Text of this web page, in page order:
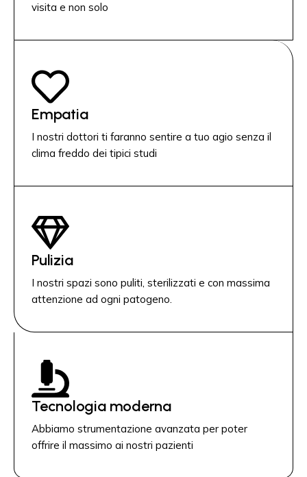
visita e non solo
Empatia
I nostri dottori ti faranno sentire a tuo agio senza il
clima freddo dei tipici studi
Pulizia
I nostri spazi sono puliti, sterilizzati e con massima
attenzione ad ogni patogeno.
Tecnologia moderna
Abbiamo strumentazione avanzata per poter
offrire il massimo ai nostri pazienti